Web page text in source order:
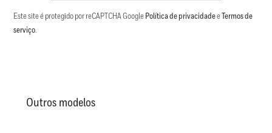
Este site é protegido por reCAPTCHA Google Política de privacidadee Termos de
serviço.
Outros modelos